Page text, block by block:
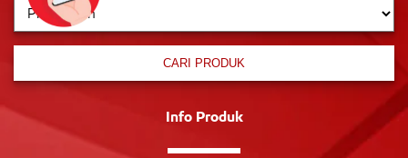
CARI PRODUK
Info Produk